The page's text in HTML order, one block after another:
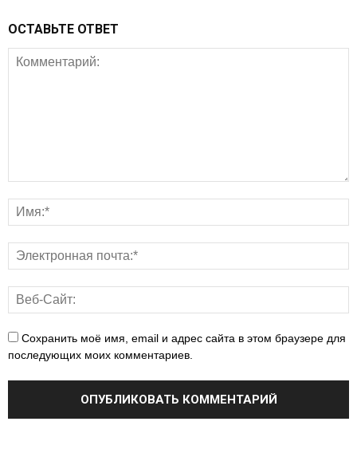
ОСТАВЬТЕ ОТВЕТ
Сохранить моё имя, email и адрес сайта в этом браузере для
последующих моих комментариев.